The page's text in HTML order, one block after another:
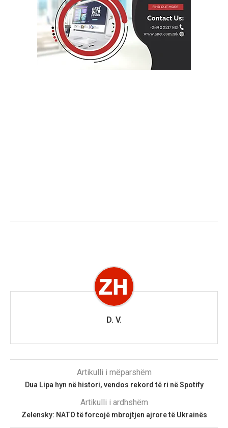
D. V.
Artikulli i mëparshëm
Dua Lipa hyn në histori, vendos rekord të ri në Spotify
Artikulli i ardhshëm
Zelensky: NATO të forcojë mbrojtjen ajrore të Ukrainës